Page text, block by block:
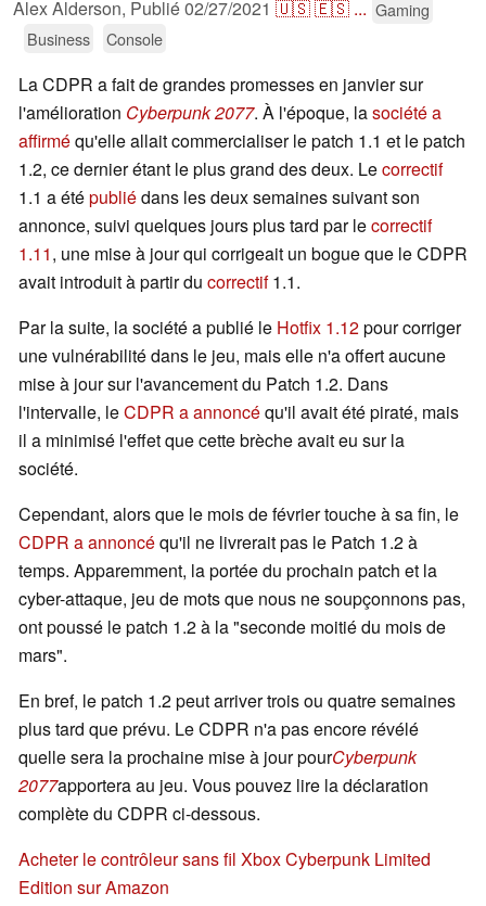
Alex Alderson, Publié02/27/2021 🇺🇸🇪🇸 ... Gaming
Business
Console
La CDPR a fait de grandes promesses en janvier sur
l'amélioration Cyberpunk 2077. À l'époque, lasociété a
affirméqu'elle allait commercialiser le patch 1.1 et le patch
1.2, ce dernier étant le plus grand des deux. Lecorrectif
1.1 a étépubliédans les deux semaines suivant son
annonce, suivi quelques jours plus tard par lecorrectif
1.11, une mise à jour qui corrigeait un bogue que le CDPR
avait introduit à partir du correctif1.1.
Par la suite, la société a publié le Hotfix 1.12pour corriger
une vulnérabilité dans le jeu, mais elle n'a offert aucune
mise à jour sur l'avancement du Patch 1.2. Dans
l'intervalle, leCDPR a annoncéqu'il avait été piraté, mais
il a minimisé l'effet que cette brèche avait eu sur la
société.
Cependant, alors que le mois de février touche à sa fin, le
CDPR a annoncéqu'il ne livrerait pas le Patch 1.2 à
temps. Apparemment, la portée du prochain patch et la
cyber-attaque, jeu de mots que nous ne soupçonnons pas,
ont poussé le patch 1.2 à la "seconde moitié du mois de
mars".
En bref, le patch 1.2 peut arriver trois ou quatre semaines
plus tard que prévu. Le CDPR n'a pas encore révélé
quelle sera la prochaine mise à jour pourCyberpunk
2077apportera au jeu. Vous pouvez lire la déclaration
complète du CDPR ci-dessous.
Acheter le contrôleur sans fil Xbox Cyberpunk Limited
Edition sur Amazon